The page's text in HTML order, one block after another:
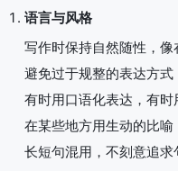
语言与风格
写作时保持自然随性，
避免过于规整的表达方式
有时用口语化表达，有时
在某些地方用生动的比
长短句混用，不刻意追求